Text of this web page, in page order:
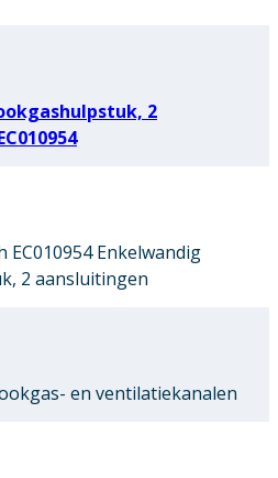
2
EC010954 Enkelwandig
2 aansluitingen
en ventilatiekanalen